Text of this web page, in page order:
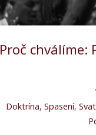
Proč chválíme:
Doktrína, Spasení,